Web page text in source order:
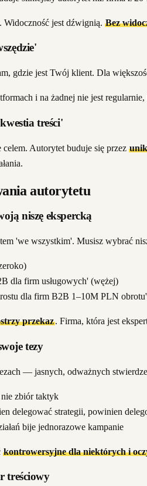
Widoczność jest dźwignią. Bez
gdzie jest Twój klient. Dla
i na żadnej nie jest
treści'
celem. Autorytet buduje się przez
autorytetu
niszę ekspercką
'we wszystkim'. Musisz wybrać
dla firm usługowych' (wężej)
dla firm B2B 1–10M PLN
przekaz. Firma, która jest
tezy
— jasnych, odważnych
zbiór taktyk
delegować strategii, powinien
bije jednorazowe kampanie
kontrowersyjne dla niektórych i
treściowy